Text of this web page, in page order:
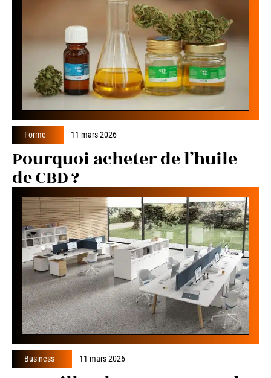
Forme 11 mars 2026
Pourquoi acheter de l’huile
de CBD ?
Business 11 mars 2026